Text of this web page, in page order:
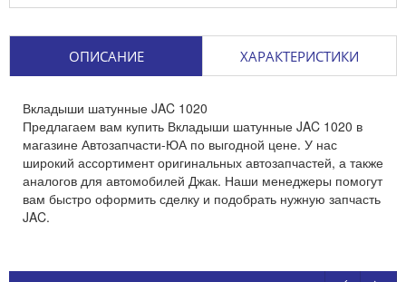
ОПИСАНИЕ ХАРАКТЕРИСТИКИ
Вкладыши шатунные JAC 1020
Предлагаем вам купить Вкладыши шатунные JAC 1020 в
магазине Автозапчасти-ЮА по выгодной цене. У нас
широкий ассортимент оригинальных автозапчастей, а также
аналогов для автомобилей Джак. Наши менеджеры помогут
вам быстро оформить сделку и подобрать нужную запчасть
JAC.